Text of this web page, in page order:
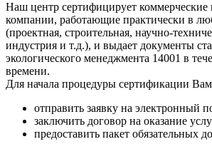
Наш центр сертифицирует коммерческие
компании, работающие практически в
(проектная, строительная, научно-
индустрия и т.д.), и выдает документы
экологического менеджмента 14001 в
времени.
Для начала процедуры сертификации
отправить заявку на электронный
заключить договор на оказание
предоставить пакет обязательных